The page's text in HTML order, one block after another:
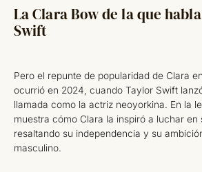
La Clara Bow de la que
Swift
Pero el repunte de popularidad de Clara
ocurrió en 2024, cuando Taylor Swift
llamada como la actriz neoyorkina. En la
muestra cómo Clara la inspiró a luchar en
resaltando su independencia y su
masculino.